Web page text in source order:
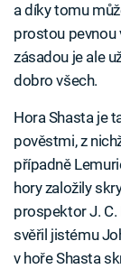
a díky tomu
prostou pevnou
zásadou je ale
dobro všech.
Hora Shasta je
pověstmi, z
případně
hory založily
prospektor J. C.
svěřil jistému
v hoře Shasta